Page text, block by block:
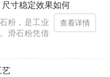
寸稳定效果如何
粉，是工业
滑石粉凭借
改善尼龙的
查看详情
艺